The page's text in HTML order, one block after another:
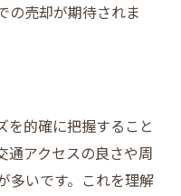
の売却が期待されま
を的確に把握すること
通アクセスの良さや周
多いです。これを理解